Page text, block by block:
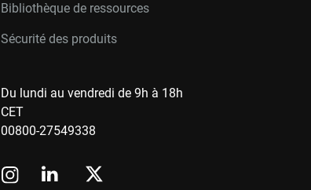
Bibliothèque de ressources
Sécurité des produits
Du lundi au vendredi de 9h à 18h
CET
00800-27549338